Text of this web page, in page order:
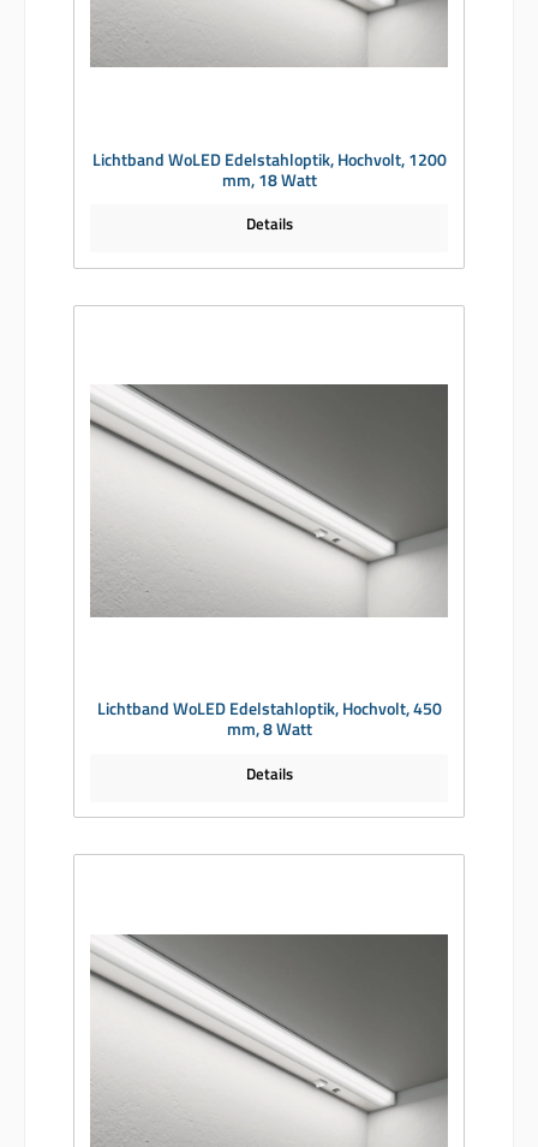
Lichtband WoLED Edelstahloptik, Hochvolt, 1200
mm, 18 Watt
Details
Lichtband WoLED Edelstahloptik, Hochvolt, 450
mm, 8 Watt
Details